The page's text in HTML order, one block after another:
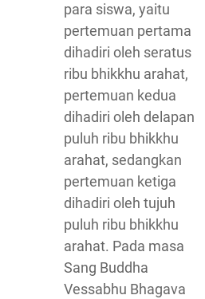
para siswa, yaitu
pertemuan pertama
dihadiri oleh seratus
ribu bhikkhu arahat,
pertemuan kedua
dihadiri oleh delapan
puluh ribu bhikkhu
arahat, sedangkan
pertemuan ketiga
dihadiri oleh tujuh
puluh ribu bhikkhu
arahat. Pada masa
Sang Buddha
Vessabhu Bhagava